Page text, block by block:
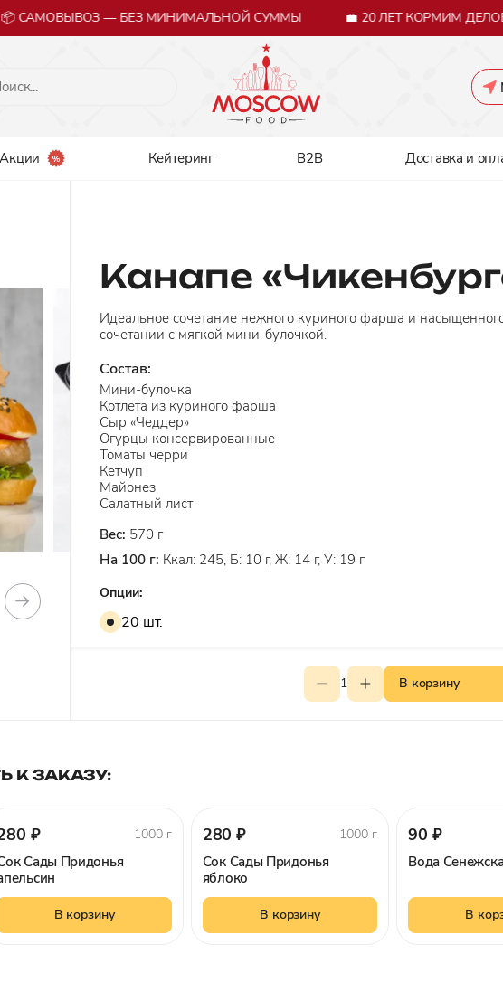
САМОВЫВОЗ — БЕЗ МИНИМАЛЬНОЙ СУММЫ 💼 20 ЛЕТ КОРМИМ
Акции Кейтеринг B2B Доставка и
Канапе
Идеальное сочетание нежного куриного фарша и
сочетании с мягкой мини-булочкой.
Состав:
Мини-булочка
Котлета из куриного фарша
Сыр «Чеддер»
Огурцы консервированные
Томаты черри
Кетчуп
Майонез
Салатный лист
Вес: 570 г
На 100 г: Ккал: 245, Б: 10 г, Ж: 14 г, У: 19 г
Опции:
20 шт.
1 В корзину
К ЗАКАЗУ:
₽ 1000 г
Сады Придонья
В корзину
280 ₽ 1000 г
Сок Сады Придонья
яблоко
В корзину
90 ₽
Вода
В